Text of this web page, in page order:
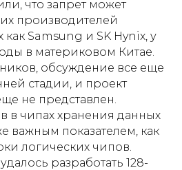
что запрет может
производителей
как Samsung и SK Hynix, у
в материковом Китае.
обсуждение все еще
стадии, и проект
не представлен.
в чипах хранения данных
важным показателем, как
логических чипов.
разработать 128-